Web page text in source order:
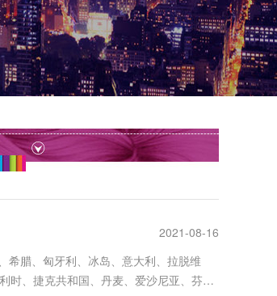
2021-08-16
希腊、匈牙利、冰岛、意大利、拉脱维
时、捷克共和国、丹麦、爱沙尼亚、芬